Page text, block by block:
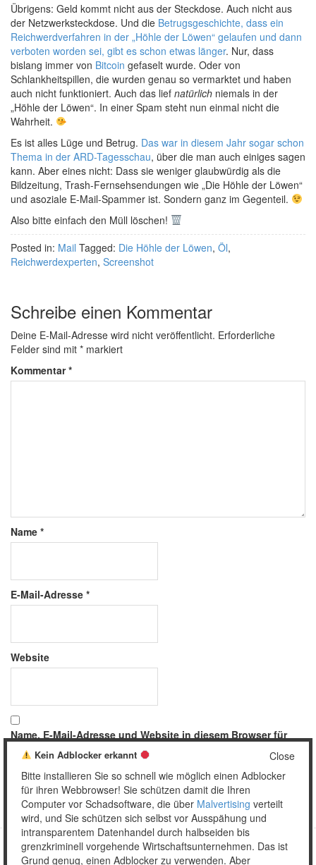
Übrigens: Geld kommt nicht aus der Steckdose. Auch nicht aus
der Netzwerksteckdose. Und die Betrugsgeschichte, dass ein
Reichwerdverfahren in der „Höhle der Löwen“ gelaufen und dann
verboten worden sei, gibt es schon etwas länger. Nur, dass
bislang immer von Bitcoin gefaselt wurde. Oder von
Schlankheitspillen, die wurden genau so vermarktet und haben
auch nicht funktioniert. Auch das lief natürlich niemals in der
„Höhle der Löwen“. In einer Spam steht nun einmal nicht die
Wahrheit.
Es ist alles Lüge und Betrug. Das war in diesem Jahr sogar schon
Thema in der ARD-Tagesschau, über die man auch einiges sagen
kann. Aber eines nicht: Dass sie weniger glaubwürdig als die
Bildzeitung, Trash-Fernsehsendungen wie „Die Höhle der Löwen“
und asoziale E-Mail-Spammer ist. Sondern ganz im Gegenteil.
Also bitte einfach den Müll löschen!
Posted in: Mail Tagged: Die Höhle der Löwen, Öl,
Reichwerdexperten, Screenshot
Schreibe einen Kommentar
Deine E-Mail-Adresse wird nicht veröffentlicht. Erforderliche
Felder sind mit * markiert
Kommentar*
Name *
E-Mail-Adresse *
Website
Name, E-Mail-Adresse und Website in diesem Browser für
meinen nächsten Kommentar speichern.
Close
Kein Adblocker erkannt
Bitte installieren Sie so schnell wie möglich einen Adblocker
für ihren Webbrowser! Sie schützen damit die Ihren
Computer vor Schadsoftware, die über Malvertising verteilt
wird, und Sie schützen sich selbst vor Ausspähung und
intransparentem Datenhandel durch halbseiden bis
grenzkriminell vorgehende Wirtschaftsunternehmen. Das ist
Grund genug, einen Adblocker zu verwenden. Aber